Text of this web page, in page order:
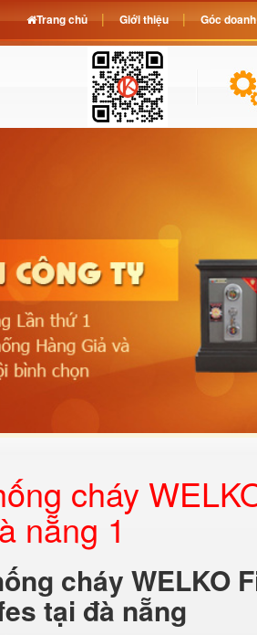
cháy
nẵng 1
cháy WELKO
tại đà nẵng
Trang chủ Giới thiệu Góc